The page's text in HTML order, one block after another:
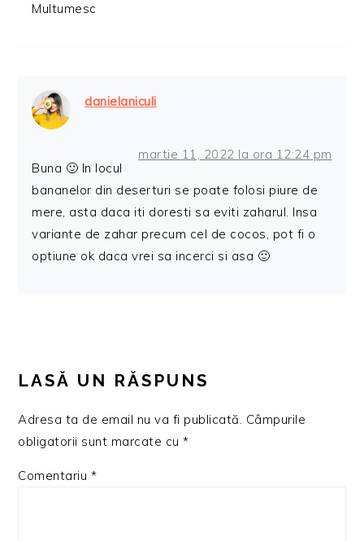
Multumesc
danielaniculi
martie 11, 2022 la ora 12:24 pm
Buna 🙂 In locul
bananelor din deserturi se poate folosi piure de
mere, asta daca iti doresti sa eviti zaharul. Insa
variante de zahar precum cel de cocos, pot fi o
optiune ok daca vrei sa incerci si asa 🙂
LASĂ UN RĂSPUNS
Adresa ta de email nu va fi publicată. Câmpurile
obligatorii sunt marcate cu*
Comentariu *